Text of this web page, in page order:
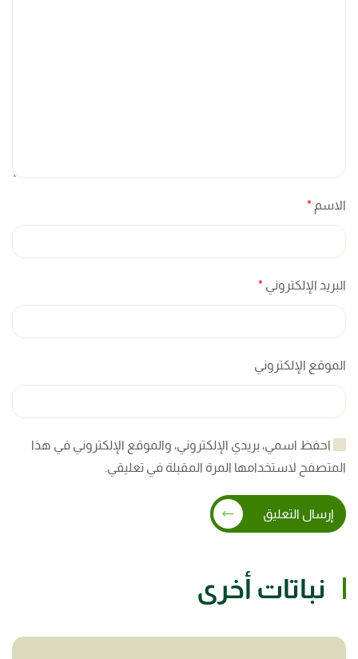
الاسم *
البريد الإلكتروني *
الموقع الإلكتروني
احفظ اسمي، بريدي الإلكتروني، والموقع الإلكتروني في هذا
المتصفح لاستخدامها المرة المقبلة في تعليقي.
إرسال التعليق
نباتات أخرى